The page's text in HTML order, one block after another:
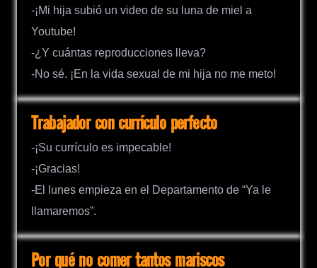
-¡Mi hija subió un video de su luna de miel a
Youtube!
-¿Y cuántas reproducciones lleva?
-No sé. ¡En la vida sexual de mi hija no me meto!
Trabajador con currículo perfecto
-¡Su currículo es impecable!
-¡Gracias!
-El lunes empieza en el Departamento de “Ya le
llamaremos”.
Por qué no comer tantos mariscos